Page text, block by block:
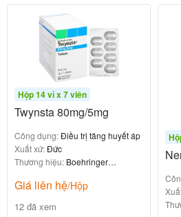
Mỗi viên chứa:
Telmisartan 80mg
: Hoạt
Angiotensin II Receptor
Amlodipine 5mg
(tương
besilate 6,935mg): Thuốc
dihydropyridine.
Tá dược: Mannitol,
sodium hydroxide,
magnesium stearate và các
viên (không chứa lactose ở
Hộp 14 vỉ x 7 viên
Twynsta 80mg/5mg
Công dụng:
Điều trị tăng huyết áp
Xuất xứ:Đức
Thương hiệu: Boehringer
Giá liên hệ/Hộp
12 đã xem